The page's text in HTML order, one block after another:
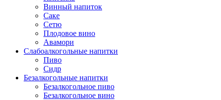
Винный напиток
Саке
Сетю
Плодовое вино
Авамори
Слабоалкогольные напитки
Пиво
Сидр
Безалкогольные напитки
Безалкогольное пиво
Безалкогольное вино